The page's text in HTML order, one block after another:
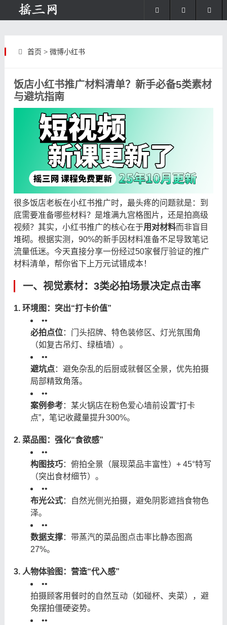
首页 > 微博小红书
饭店小红书推广材料清单？新手必备5类素材
与避坑指南
很多饭店老板在小红书推广时，最头疼的问题就是：到
底需要准备哪些材料？是堆满九宫格图片，还是拍高级
视频？其实，小红书推广的核心在于用对材料而非盲目
堆砌。根据实测，90%的新手因材料准备不足导致笔记
流量低迷。今天直接分享一份经过50家餐厅验证的推广
材料清单，帮你省下上万元试错成本！
一、视觉素材：3类必拍场景决定点击率
1. 环境图：突出“打卡价值”
••
必拍点位：门头招牌、特色装修区、灯光氛围角
（如复古吊灯、绿植墙）。
••
避坑点：避免杂乱的后厨或就餐区全景，优先拍摄
局部精致角落。
••
案例参考：某火锅店在粉色爱心墙前设置“打卡
点”，笔记收藏量提升300%。
2. 菜品图：强化“食欲感”
••
构图技巧：俯拍全景（展现菜品丰富性）+ 45°特写
（突出食材细节）。
••
布光公式：自然光侧光拍摄，避免阴影遮挡食物色
泽。
••
数据支撑：带蒸汽的菜品图点击率比静态图高
27%。
3. 人物体验图：营造“代入感”
••
拍摄顾客用餐时的自然互动（如碰杯、夹菜），避
免摆拍僵硬姿势。
••